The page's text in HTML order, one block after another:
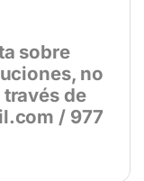
sobre
no
de
/ 977